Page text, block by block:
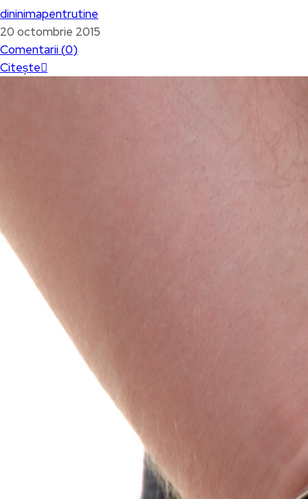
dininimapentrutine
20 octombrie 2015
Comentarii (0)
Citește